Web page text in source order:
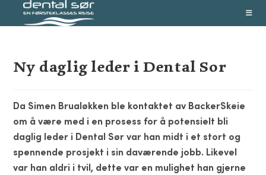
Ny daglig leder i Dental Sor
Da Simen Brualøkken ble kontaktet av BackerSkeie
om å være med i en prosess for å potensielt bli
daglig leder i Dental Sør var han midt i et stort og
spennende prosjekt i sin daværende jobb. Likevel
var han aldri i tvil, dette var en mulighet han gjerne